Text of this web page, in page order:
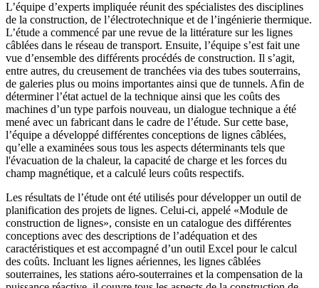
L’équipe d’experts impliquée réunit des spécialistes des disciplines
de la construction, de l’électrotechnique et de l’ingénierie thermique.
L’étude a commencé par une revue de la littérature sur les lignes
câblées dans le réseau de transport. Ensuite, l’équipe s’est fait une
vue d’ensemble des différents procédés de construction. Il s’agit,
entre autres, du creusement de tranchées via des tubes souterrains,
de galeries plus ou moins importantes ainsi que de tunnels. Afin de
déterminer l’état actuel de la technique ainsi que les coûts des
machines d’un type parfois nouveau, un dialogue technique a été
mené avec un fabricant dans le cadre de l’étude. Sur cette base,
l’équipe a développé différentes conceptions de lignes câblées,
qu’elle a examinées sous tous les aspects déterminants tels que
l'évacuation de la chaleur, la capacité de charge et les forces du
champ magnétique, et a calculé leurs coûts respectifs.
Les résultats de l’étude ont été utilisés pour développer un outil de
planification des projets de lignes. Celui-ci, appelé «Module de
construction de lignes», consiste en un catalogue des différentes
conceptions avec des descriptions de l’adéquation et des
caractéristiques et est accompagné d’un outil Excel pour le calcul
des coûts. Incluant les lignes aériennes, les lignes câblées
souterraines, les stations aéro-souterraines et la compensation de la